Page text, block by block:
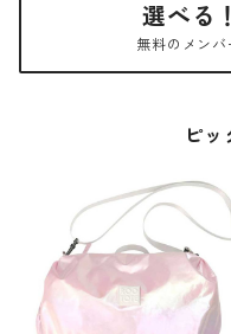
選べる
無料のメン
ピ